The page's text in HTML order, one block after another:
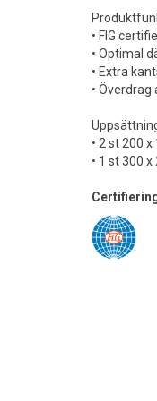
• FIG
• Optimal
• Extra
•
• 2 st 200
• 1 st 300